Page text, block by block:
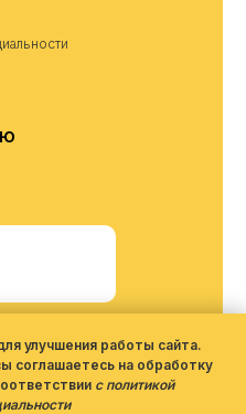
улучшения работы сайта.
соглашаетесь на обработку
с политикой